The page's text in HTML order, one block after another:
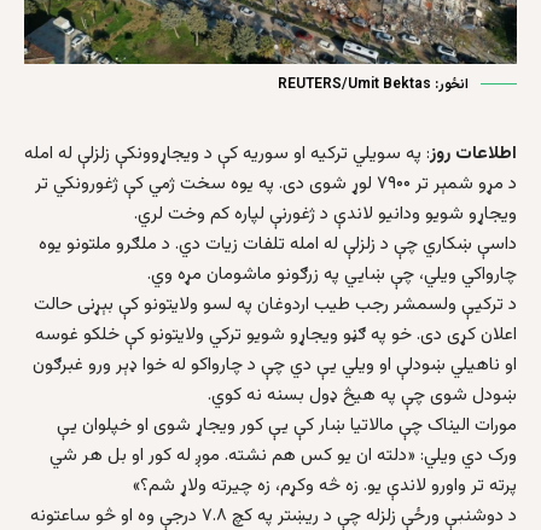
انځور: REUTERS/Umit Bektas
اطلاعات روز: په سویلي ترکيه او سوريه کې د ويجاړوونکې زلزلې له امله
د مړو شمېر تر ۷۹۰۰ لوړ شوی دی. په يوه سخت ژمي کې ژغورونکي تر
ويجاړو شويو ودانيو لاندې د ژغورنې لپاره کم وخت لري.
داسې ښکاري چې د زلزلې له امله تلفات زيات دي. د ملګرو ملتونو يوه
چارواکي ويلي، چې ښايي په زرګونو ماشومان مړه وي.
د ترکيې ولسمشر رجب طيب اردوغان په لسو ولايتونو کې بېړنی حالت
اعلان کړی دی. خو په ګڼو ويجاړو شويو ترکي ولايتونو کې خلکو غوسه
او ناهيلي ښودلې او ويلي يې دي چې د چارواکو له خوا ډېر ورو غبرګون
ښودل شوی چې په هيڅ ډول بسنه نه کوي.
مورات اليناک چې مالاتيا ښار کې يې کور ويجاړ شوی او خپلوان يې
ورک دي ويلي: «دلته ان يو کس هم نشته. موږ له کور او بل هر شي
پرته تر واورو لاندې يو. زه څه وکړم، زه چيرته ولاړ شم؟»
د دوشنبې ورځې زلزله چې د ریښتر په کچ ۷.۸ درجې وه او څو ساعتونه